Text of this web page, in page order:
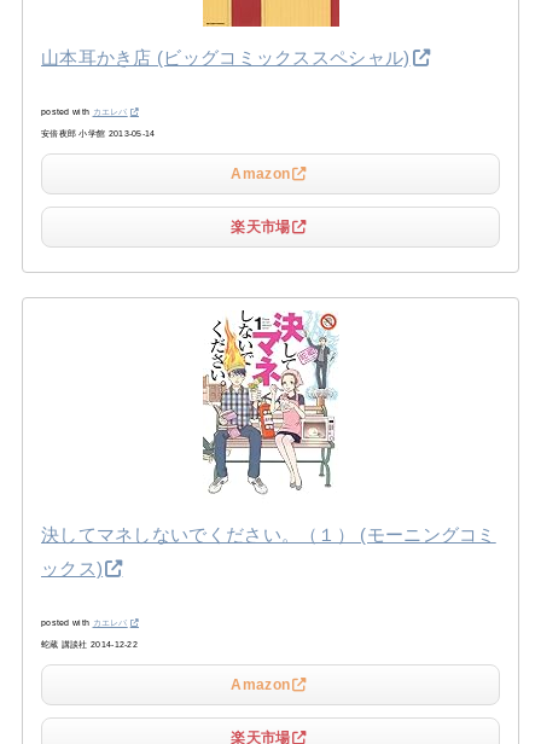
山本耳かき店 (ビッグコミックススペシャル)
posted with カエレバ
安倍夜郎 小学館 2013-05-14
Amazon
楽天市場
決してマネしないでください。（１） (モーニングコミ
ックス)
posted with カエレバ
蛇蔵 講談社 2014-12-22
Amazon
楽天市場